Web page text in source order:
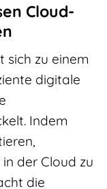
Cloud-
sich zu einem
digitale
Indem
der Cloud zu
die